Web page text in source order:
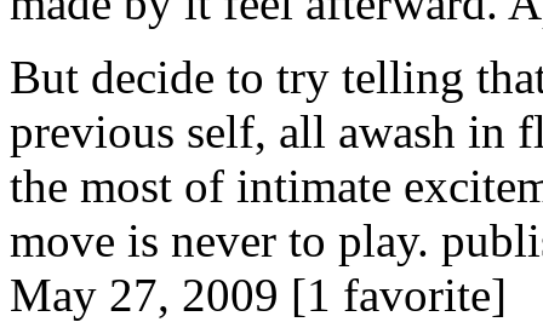
But decide to try telling
previous self, all awash in
the most of intimate
move is never to play.
May 27, 2009 [1 favorite]